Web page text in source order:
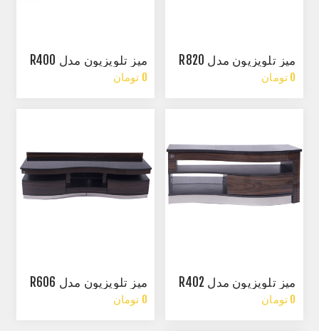
میز تلویزیون مدل R820
0 تومان
میز تلویزیون مدل R400
0 تومان
میز تلویزیون مدل R402
0 تومان
میز تلویزیون مدل R606
0 تومان